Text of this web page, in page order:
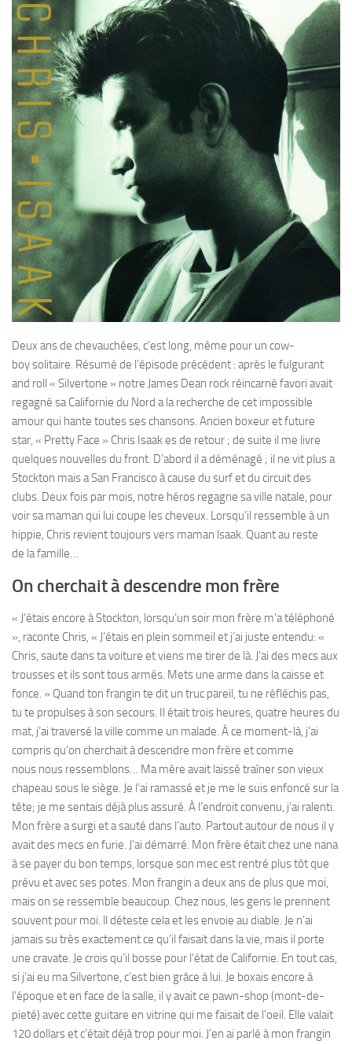
Deux ans de chevauchées, c’est long, même pour un cow-
boy solitaire. Résumé de l’épisode précédent : après le fulgurant
and roll « Silvertone » notre James Dean rock réincarné favori avait
regagné sa Californie du Nord a la recherche de cet impossible
amour qui hante toutes ses chansons. Ancien boxeur et future
star, « Pretty Face » Chris Isaak es de retour ; de suite il me livre
quelques nouvelles du front. D’abord il a déménagé ; il ne vit plus a
Stockton mais a San Francisco à cause du surf et du circuit des
clubs. Deux fois par mois, notre héros regagne sa ville natale, pour
voir sa maman qui lui coupe les cheveux. Lorsqu’il ressemble à un
hippie, Chris revient toujours vers maman lsaak. Quant au reste
de la famille…
On cherchait à descendre mon frère
« J’étais encore à Stockton, lorsqu’un soir mon frère m’a téléphoné
», raconte Chris, « J’étais en plein sommeil et j’ai juste entendu: «
Chris, saute dans ta voiture et viens me tirer de là. J’ai des mecs aux
trousses et ils sont tous armés. Mets une arme dans la caisse et
fonce. » Quand ton frangin te dit un truc pareil, tu ne réfléchis pas,
tu te propulses à son secours. Il était trois heures, quatre heures du
mat, j’ai traversé la ville comme un malade. À ce moment-là, j’ai
compris qu’on cherchait à descendre mon frère et comme
nous nous ressemblons… Ma mère avait laissé traîner son vieux
chapeau sous le siège. Je l’ai ramassé et je me le suis enfoncé sur la
tête; je me sentais déjà plus assuré. À l’endroit convenu, j’ai ralenti.
Mon frère a surgi et a sauté dans l’auto. Partout autour de nous il y
avait des mecs en furie. J’ai démarré. Mon frère était chez une nana
à se payer du bon temps, lorsque son mec est rentré plus tôt que
prévu et avec ses potes. Mon frangin a deux ans de plus que moi,
mais on se ressemble beaucoup. Chez nous, les gens le prennent
souvent pour moi. ll déteste cela et les envoie au diable. Je n’ai
jamais su très exactement ce qu’il faisait dans la vie, mais il porte
une cravate. Je crois qu’il bosse pour l’état de Californie. En tout cas,
si j’ai eu ma Silvertone, c’est bien grâce à lui. Je boxais encore à
l’époque et en face de la salle, il y avait ce pawn-shop (mont-de-
pieté) avec cette guitare en vitrine qui me faisait de l’oeil. Elle valait
120 dollars et c’était déjà trop pour moi. J’en ai parlé à mon frangin